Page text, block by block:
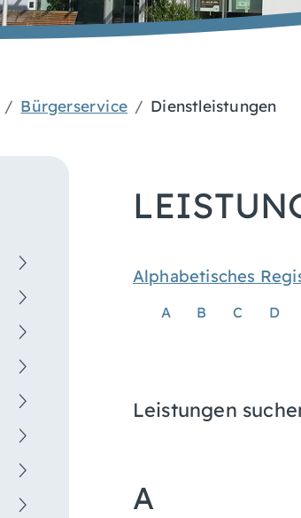
Bürgerservice Dienstleistungen
Alphabetisches
A B C D
Leistungen
A